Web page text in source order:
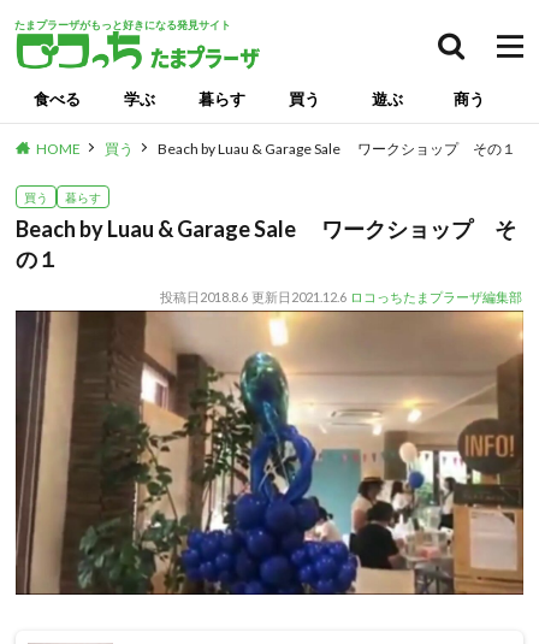
たまプラーザがもっと好きになる発見サイト
食べる 学ぶ 暮らす 買う 遊ぶ 商う
HOME 買う Beach by Luau & Garage Sale ワークショップ その１
買う 暮らす
Beach by Luau & Garage Sale ワークショップ そ
の１
投稿日 2018.8.6 更新日 2021.12.6 ロコっちたまプラーザ編集部